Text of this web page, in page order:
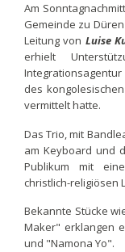
Am
Gemeinde zu
Leitung von Luise
erhielt
des
vermittelt hatte.
Das Trio, mit
am Keyboard und
Publikum mit
christlich-religiösen
Bekannte Stücke
Maker" erklangen
und "Namona Yo".